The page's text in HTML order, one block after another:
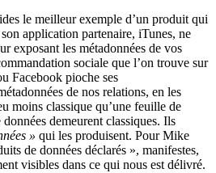
le meilleur exemple d’un produit qui
application partenaire, iTunes, ne
exposant les métadonnées de vos
sociale que l’on trouve sur
Facebook pioche ses
de nos relations, en les
moins classique qu’une feuille de
demeurent classiques. Ils
» qui les produisent. Pour Mike
de données déclarés », manifestes,
visibles dans ce qui nous est délivré.